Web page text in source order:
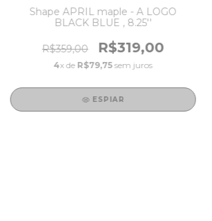
Shape APRIL maple - A LOGO
BLACK BLUE , 8.25''
R$359,00 R$319,00
4x de R$79,75sem juros
ESPIAR